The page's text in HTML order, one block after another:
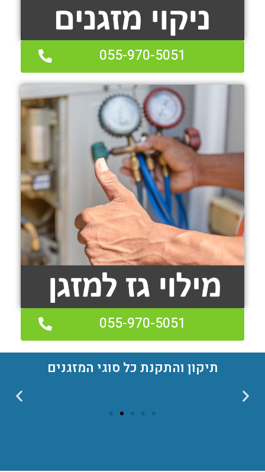
055-970-5051
055-970-5051
תיקון והתקנת כל סוגי המזגנים